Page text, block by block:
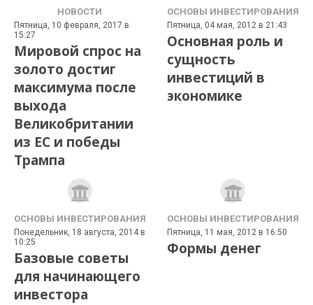
НОВОСТИ
Пятница, 10 февраля, 2017 в
15:27
Мировой спрос на
золото достиг
максимума после
выхода
Великобритании
из ЕС и победы
Трампа
ОСНОВЫ ИНВЕСТИРОВАНИЯ
Пятница, 04 мая, 2012 в 21:43
Основная роль и
сущность
инвестиций в
экономике
ОСНОВЫ ИНВЕСТИРОВАНИЯ
Понедельник, 18 августа, 2014 в
10:25
Базовые советы
для начинающего
инвестора
ОСНОВЫ ИНВЕСТИРОВАНИЯ
Пятница, 11 мая, 2012 в 16:50
Формы денег